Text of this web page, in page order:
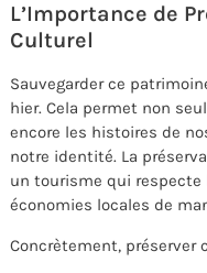
L’Importance de
Culturel
Sauvegarder ce
hier. Cela permet non
encore les histoires de
notre identité. La
un tourisme qui respecte
économies locales de
Concrètement, préserver